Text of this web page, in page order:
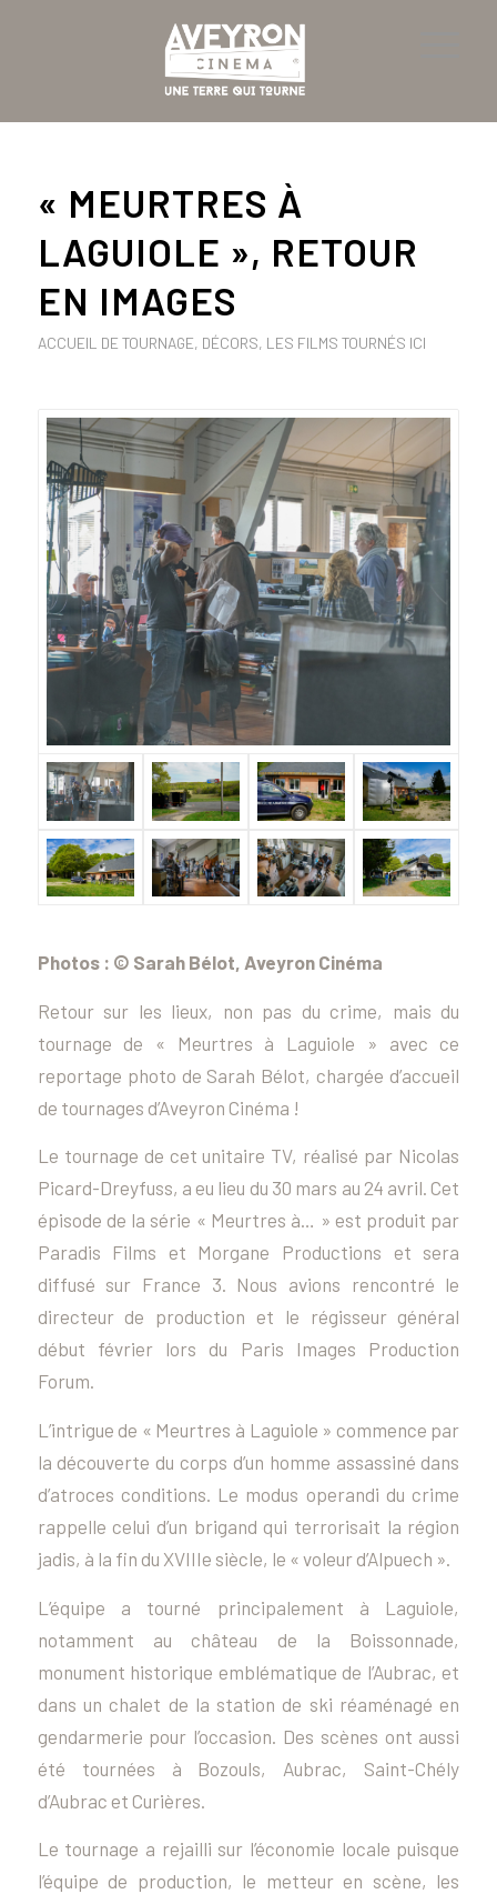
« MEURTRES À
LAGUIOLE », RETOUR
EN IMAGES
ACCUEIL DE TOURNAGE, DÉCORS, LES FILMS TOURNÉS ICI
Photos : © Sarah Bélot, Aveyron Cinéma
Retour sur les lieux, non pas du crime, mais du
tournage de « Meurtres à Laguiole » avec ce
reportage photo de Sarah Bélot, chargée d’accueil
de tournages d’Aveyron Cinéma !
Le tournage de cet unitaire TV, réalisé par Nicolas
Picard-Dreyfuss, a eu lieu du 30 mars au 24 avril. Cet
épisode de la série « Meurtres à… » est produit par
Paradis Films et Morgane Productions et sera
diffusé sur France 3. Nous avions rencontré le
directeur de production et le régisseur général
début février lors du Paris Images Production
Forum.
L’intrigue de « Meurtres à Laguiole » commence par
la découverte du corps d’un homme assassiné dans
d’atroces conditions. Le modus operandi du crime
rappelle celui d’un brigand qui terrorisait la région
jadis, à la fin du XVIIIe siècle, le « voleur d’Alpuech ».
L’équipe a tourné principalement à Laguiole,
notamment au château de la Boissonnade,
monument historique emblématique de l’Aubrac, et
dans un chalet de la station de ski réaménagé en
gendarmerie pour l’occasion. Des scènes ont aussi
été tournées à Bozouls, Aubrac, Saint-Chély
d’Aubrac et Curières.
Le tournage a rejailli sur l’économie locale puisque
l’équipe de production, le metteur en scène, les